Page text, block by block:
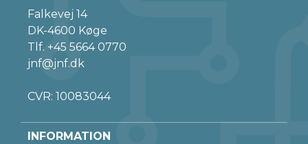
Falkevej 14
DK-4600 Køge
Tlf. +45 5664 0770
jnf@jnf.dk
CVR: 10083044
INFORMATION